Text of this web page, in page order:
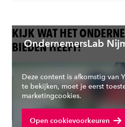
KIJK WAT HET
BIEDEN HEEFT!
OndernemersLab
Deze content is afkomstig van
te bekijken, moet je eerst
marketingcookies.
Open cookievoorkeuren